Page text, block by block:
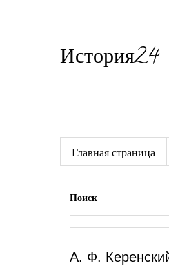
История24
Главная страница
Поиск
А. Ф.